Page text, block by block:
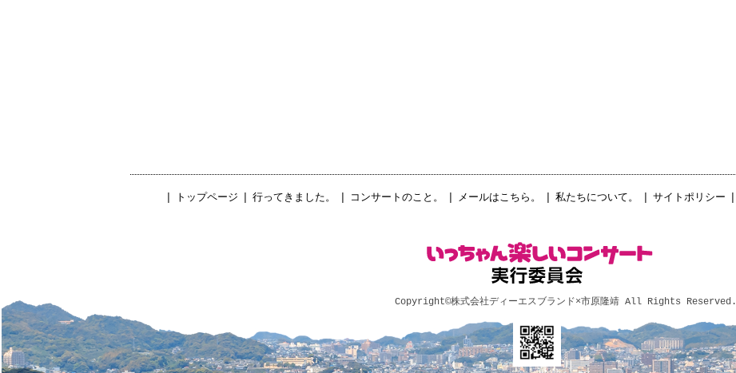
トップページ 行ってきました。 コンサートのこと。 メールはこちら。 私たちについて。 サイトポリシー
Copyright©株式会社ディーエスブランド×市原隆靖 All Rights Reserved.